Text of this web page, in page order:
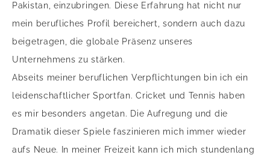
Pakistan, einzubringen. Diese Erfahrung hat nicht nur
mein berufliches Profil bereichert, sondern auch dazu
beigetragen, die globale Präsenz unseres
Unternehmens zu stärken.
Abseits meiner beruflichen Verpflichtungen bin ich ein
leidenschaftlicher Sportfan. Cricket und Tennis haben
es mir besonders angetan. Die Aufregung und die
Dramatik dieser Spiele faszinieren mich immer wieder
aufs Neue. In meiner Freizeit kann ich mich stundenlang